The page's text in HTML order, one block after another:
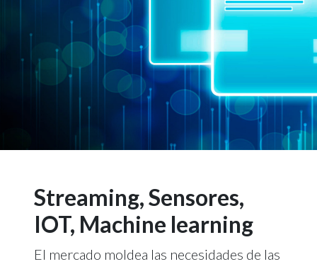
Streaming, Sensores,
IOT, Machine learning
El mercado moldea las necesidades de las